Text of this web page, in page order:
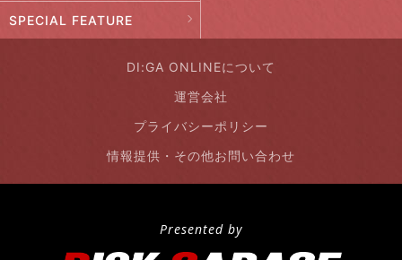
SPECIAL FEATURE
DI:GA ONLINEについて
運営会社
プライバシーポリシー
情報提供・その他お問い合わせ
Presented by